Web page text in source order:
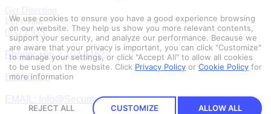
Get Direction
Let’s Talk
CALL US
Phone: +66 2 103 6462
EMAIL US
EMAIL: Info@Securitypitch.com
We use cookies to ensure you have a good experience browsing
on our website. They help us show you more relevant contents,
support your security, and analyze our performance. Because we
are aware that your privacy is important, you can click "Customize"
to manage your settings, or click "Accept All" to allow all cookies
to be used on the website. Click Privacy Policy or Cookie Policy for
more information
REJECT ALL CUSTOMIZE ALLOW ALL